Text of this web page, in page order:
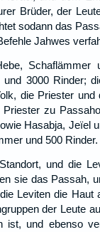
Brüder, der
sodann das
Jahwes
3000 Rinder;
die Priester
zu
Hasabja, Jeïel
und 500 Rinder.
und die
sie das Passah,
Leviten die Haut
der Leute
und ebenso